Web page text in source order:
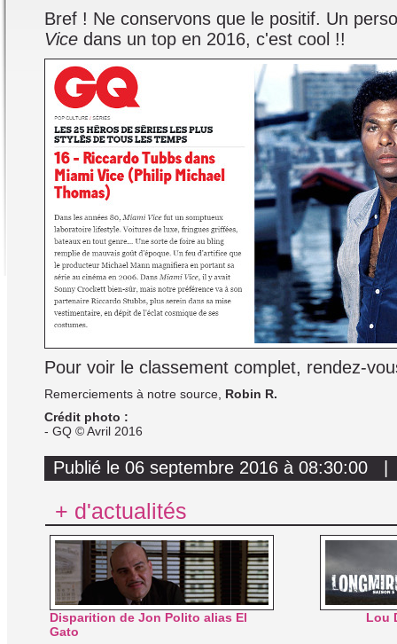
Bref ! Ne conservons que le positif. Un
Vice dans un top en 2016, c'est cool !!
Pour voir le classement complet, rendez-
Remerciements à notre source, Robin R.
Crédit photo :
- GQ © Avril 2016
Publié le 06 septembre 2016 à 08:30:00 |
+ d'actualités
Disparition de Jon Polito alias El
Gato
Lou